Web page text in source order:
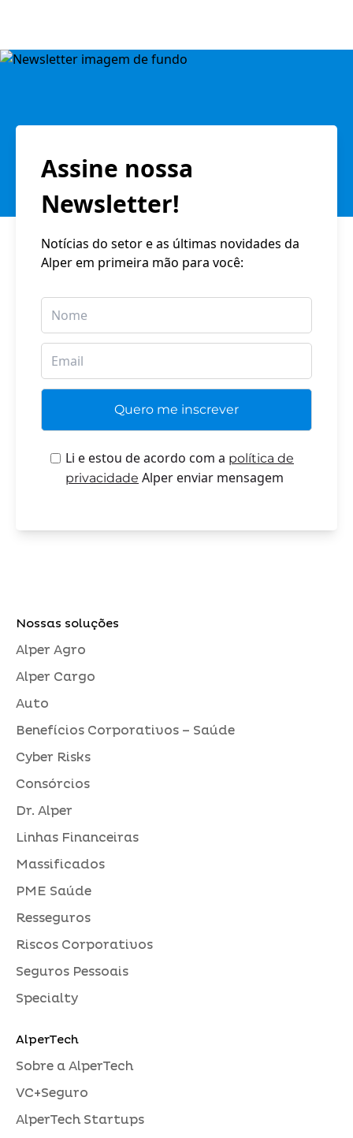
Assine nossa
Newsletter!
Notícias do setor e as últimas novidades da
Alper em primeira mão para você:
Li e estou de acordo com a política de
privacidade Alper enviar mensagem
Nossas soluções
Alper Agro
Alper Cargo
Auto
Benefícios Corporativos – Saúde
Cyber Risks
Consórcios
Dr. Alper
Linhas Financeiras
Massificados
PME Saúde
Resseguros
Riscos Corporativos
Seguros Pessoais
Specialty
AlperTech
Sobre a AlperTech
VC+Seguro
AlperTech Startups